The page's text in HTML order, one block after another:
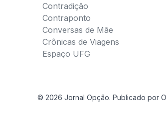
Contradição
Contraponto
Conversas de Mãe
Crônicas de Viagens
Espaço UFG
© 2026 Jornal Opção. Publicado por